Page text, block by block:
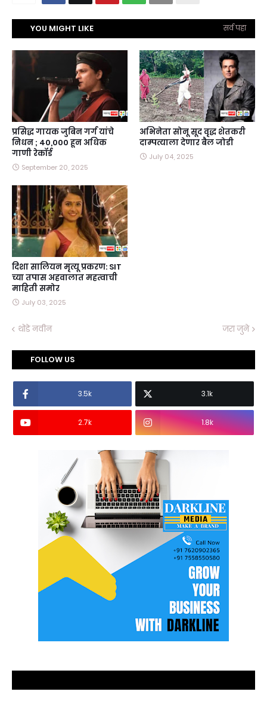
YOU MIGHT LIKE सर्व पहा
प्रसिद्ध गायक जुबिन गर्ग यांचे
निधन ; 40,000 हून अधिक
गाणी रेकॉर्ड
September 20, 2025
अभिनेता सोनू सूद वृद्ध शेतकरी
दाम्पत्याला देणार बैल जोडी
July 04, 2025
दिशा सालियन मृत्यू प्रकरण: SIT
च्या तपास अहवालात महत्वाची
माहिती समोर
July 03, 2025
थोडे नवीन जरा जुने
FOLLOW US
3.5k 3.1k
2.7k 1.8k